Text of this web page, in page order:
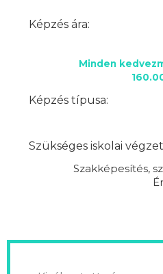
Képzés ára:
Minden
Képzés típusa:
Szükséges iskolai
Szakképesítés,